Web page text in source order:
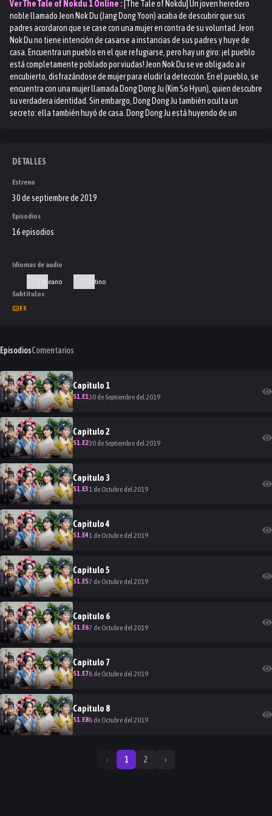
VerThe Tale of Nokdu 1Online : [The Tale of Nokdu] Un joven heredero
noble llamado Jeon Nok Du (Jang Dong Yoon) acaba de descubrir que sus
padres acordaron que se case con una mujer en contra de su voluntad. Jeon
Nok Du no tiene intención de casarse a instancias de sus padres y huye de
casa. Encuentra un pueblo en el que refugiarse, pero hay un giro: ¡el pueblo
está completamente poblado por viudas! Jeon Nok Du se ve obligado a ir
encubierto, disfrazándose de mujer para eludir la detección. En el pueblo, se
encuentra con una mujer llamada Dong Dong Ju (Kim So Hyun), quien descubre
su verdadera identidad. Sin embargo, Dong Dong Ju también oculta un
secreto: ella también huyó de casa. Dong Dong Ju está huyendo de un
en secreto la identidad del otro? ¿Y qué pasará cuando empiecen a
en una serie de cómics en la web llamada Nok Du Jeon, del autor Hye Jin Yang.
La serie se desarrolló de 2014 a 2018. "El cuento de Nokdu" es una serie
DETALLES
Estreno
30 de septiembre de 2019
Episodios
16 episodios
Idiomas de audio
Coreano
Latino
Subtítulos
ES
EpisodiosComentarios
Capitulo 1
S1.E130 de Septiembre del 2019
Capitulo2
S1.E230 de Septiembre del 2019
Capitulo3
S1.E31 de Octubre del 2019
Capitulo4
S1.E41 de Octubre del 2019
Capitulo5
S1.E57 de Octubre del 2019
Capitulo 6
S1.E67 de Octubre del 2019
Capitulo 7
S1.E78 de Octubre del 2019
Capitulo 8
S1.E88 de Octubre del 2019
‹ 1 2 ›